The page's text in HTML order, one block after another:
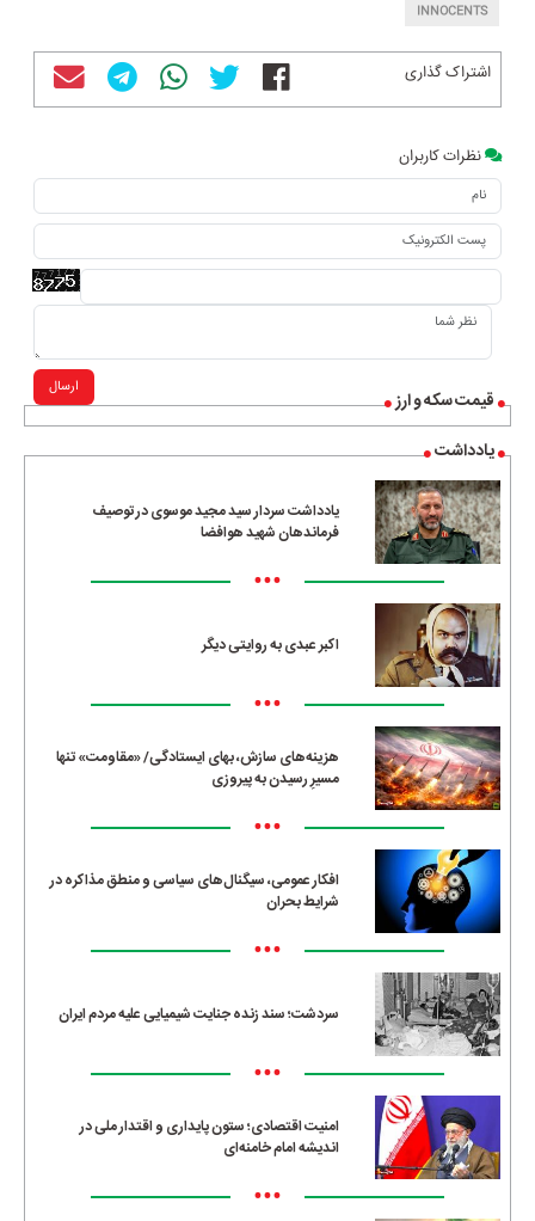
قیمت سکه و ارز
یادداشت
یادداشت سردار سید مجید موسوی در توصیف
فرماندهان شهید هوافضا
•••
اکبر عبدی به روایتی دیگر
•••
هزینه‌های سازش، بهای ایستادگی/ «مقاومت» تنها
مسیرِ رسیدن به پیروزی
•••
افکار عمومی، سیگنال‌های سیاسی و منطق مذاکره در
شرایط بحران
•••
سردشت؛ سند زنده جنایت شیمیایی علیه مردم ایران
•••
امنیت اقتصادی؛ ستون پایداری و اقتدار ملی در
اندیشه امام خامنه‌ای
•••
INNOCENTS
اشتراک گذاری
نظرات کاربران
ارسال